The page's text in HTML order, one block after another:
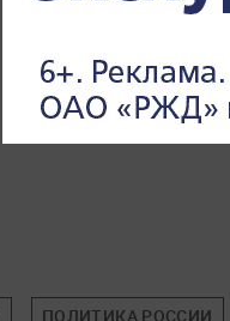
ПОЛИТИКА РОССИИ